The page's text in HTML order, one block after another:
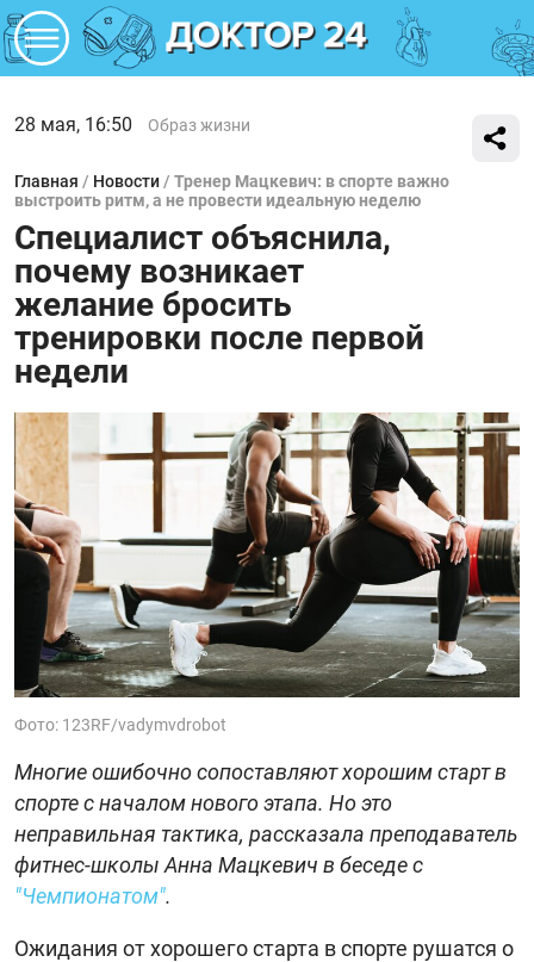
28 мая, 16:50 Образ жизни
Главная / Новости / Тренер Мацкевич: в спорте важно
выстроить ритм, а не провести идеальную неделю
Специалист объяснила,
почему возникает
желание бросить
тренировки после первой
недели
Фото: 123RF/vadymvdrobot
Многие ошибочно сопоставляют хорошим старт в
спорте с началом нового этапа. Но это
неправильная тактика, рассказала преподаватель
фитнес-школы Анна Мацкевич в беседе с
"Чемпионатом".
Ожидания от хорошего старта в спорте рушатся о